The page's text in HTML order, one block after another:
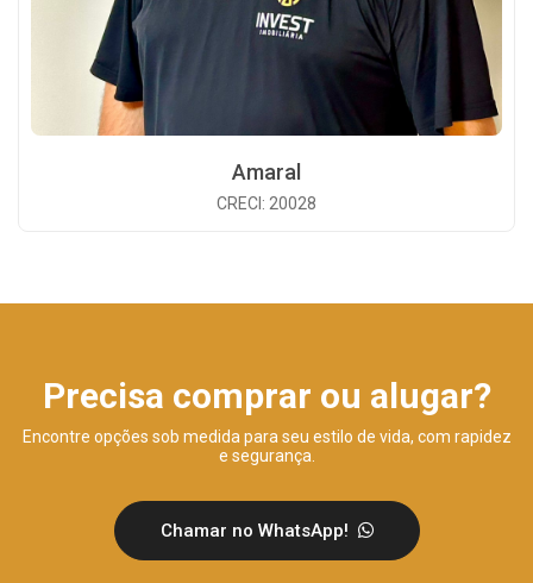
Amaral
CRECI: 20028
Precisa comprar ou alugar?
Encontre opções sob medida para seu estilo de vida, com rapidez
e segurança.
Chamar no WhatsApp!